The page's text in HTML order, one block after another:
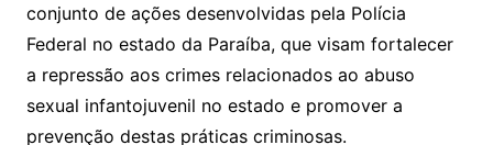
conjunto de ações desenvolvidas pela Polícia
Federal no estado da Paraíba, que visam fortalecer
a repressão aos crimes relacionados ao abuso
sexual infantojuvenil no estado e promover a
prevenção destas práticas criminosas.